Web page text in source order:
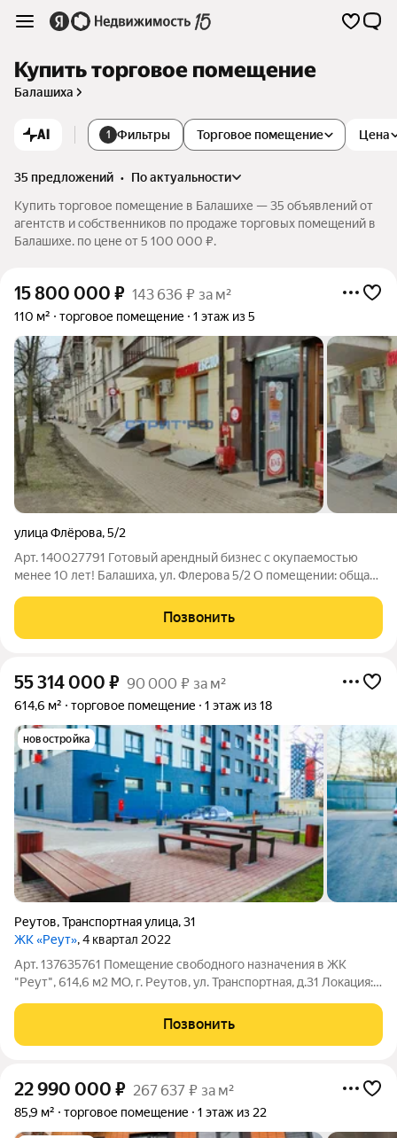
Купить торговое помещение
Балашиха
AI 1 Фильтры Торговое помещение Цена
35 предложений •
по актуальности
Купить торговое помещение в Балашихе — 35 объявлений от
агентств и собственников по продаже торговых помещений в
Балашихе. по цене от 5 100 000 ₽.
15 800 000 ₽ 143 636 ₽ за м²
110 м² торговое помещение 1 этаж из 5
улица Флёрова,5/2
Арт. 140027791 Готовый арендный бизнес с окупаемостью
менее 10 лет! Балашиха, ул. Флерова 5/2 О помещении: общая
линии все городские инженерные коммуникации витринные
окна по фасаду парковка
Позвонить
55 314 000 ₽ 90 000 ₽ за м²
614,6 м² торговое помещение 1 этаж из 18
новостройка
Реутов,Транспортная улица,31
ЖК «Реут», 4 квартал 2022
Арт. 137635761 Помещение свободного назначения в ЖК
"Реут", 614,6 м2 МО, г. Реутов, ул. Транспортная, д.31 Локация:
км от МКАД Плотный жилой массив, развитая инфраструктура
Удобная транспортная
Позвонить
22 990 000 ₽ 267 637 ₽ за м²
85,9 м² торговое помещение 1 этаж из 22